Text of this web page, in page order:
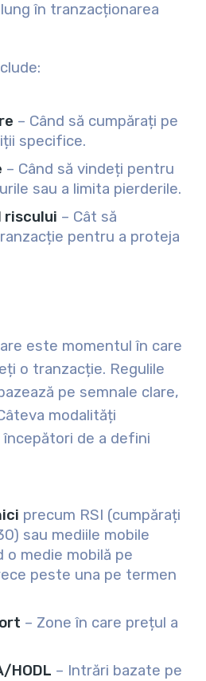
în tranzacționarea
– Când să cumpărați pe
specifice.
– Când să vindeți pentru
sau a limita pierderile.
riscului – Cât să
pentru a proteja
este momentul în care
o tranzacție. Regulile
pe semnale clare,
modalități
de a defini
precum RSI (cumpărați
sau mediile mobile
o medie mobilă pe
peste una pe termen
– Zone în care prețul a
HODL – Intrări bazate pe